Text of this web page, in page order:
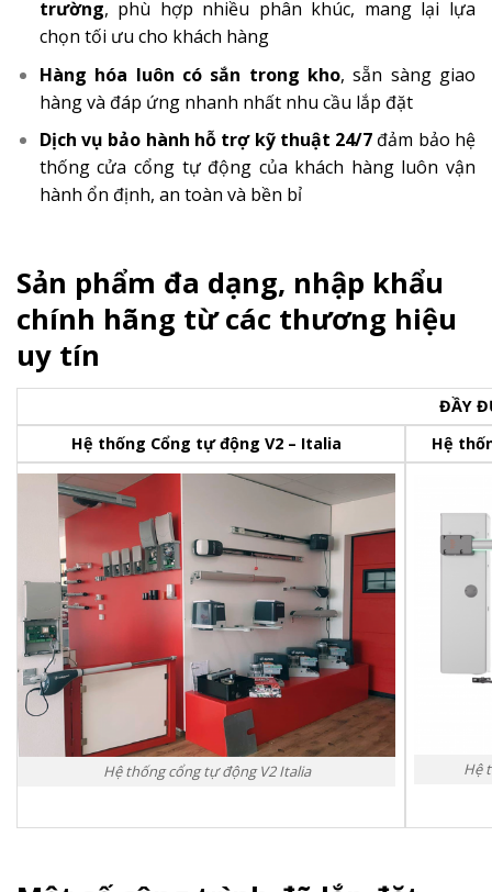
trường, phù hợp nhiều phân khúc, mang lại lựa
chọn tối ưu cho khách hàng
Hàng hóa luôn có sắn trong kho, sẵn sàng giao
hàng và đáp ứng nhanh nhất nhu cầu lắp đặt
Dịch vụ bảo hành hỗ trợ kỹ thuật 24/7 đảm bảo hệ
thống cửa cổng tự động của khách hàng luôn vận
hành ổn định, an toàn và bền bỉ
Sản phẩm đa dạng, nhập khẩu
chính hãng từ các thương hiệu
uy tín
ĐẦY
Hệ thống Cổng tự độngV2 – Italia Hệ
Hệ thống cổng tự động V2 Italia Hệ